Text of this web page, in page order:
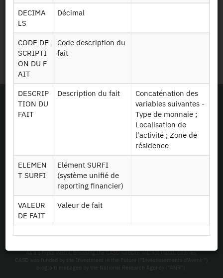
DECIMA
LS
Décimal
CODE DE
SCRIPTI
ON DU F
AIT
Code description du
fait
DESCRIP
TION DU
FAIT
Description du fait
Concaténation des
variables suivantes -
Type de monnaie ;
Localisation de
l'activité ; Zone de
résidence
ELEMEN
T SURFI
Elément SURFI
(système unifié de
reporting financier)
VALEUR
DE FAIT
Valeur de fait
Legal details
Personal data protection
As a simple visitor, browsing the CASD website will not install cookies.
CASD was funded by the Investment in the Future (“Investissements d’Avenir”)
program managed by the National Research Agency (“ANR”).